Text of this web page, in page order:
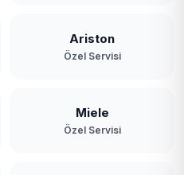
Ariston
Özel Servisi
Miele
Özel Servisi